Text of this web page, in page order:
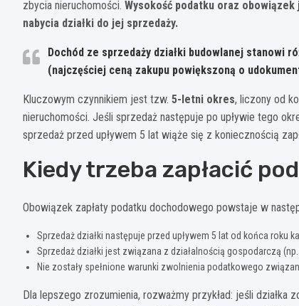
zbycia nieruchomości. Wysokość podatku oraz obowiązek
nabycia działki do jej sprzedaży.
Dochód ze sprzedaży działki budowlanej stanowi
(najczęściej ceną zakupu powiększoną o
Kluczowym czynnikiem jest tzw. 5-letni okres, liczony od
nieruchomości. Jeśli sprzedaż następuje po upływie tego
sprzedaż przed upływem 5 lat wiąże się z koniecznością
Kiedy trzeba zapłacić
Obowiązek zapłaty podatku dochodowego powstaje w
Sprzedaż działki następuje przed upływem 5 lat od końca roku
Sprzedaż działki jest związana z działalnością gospodarczą
Nie zostały spełnione warunki zwolnienia podatkowego
Dla lepszego zrozumienia, rozważmy przykład: jeśli